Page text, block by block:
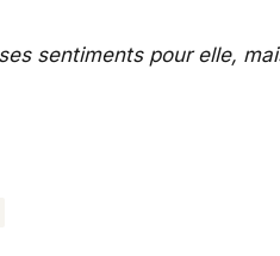
sentiments pour elle,